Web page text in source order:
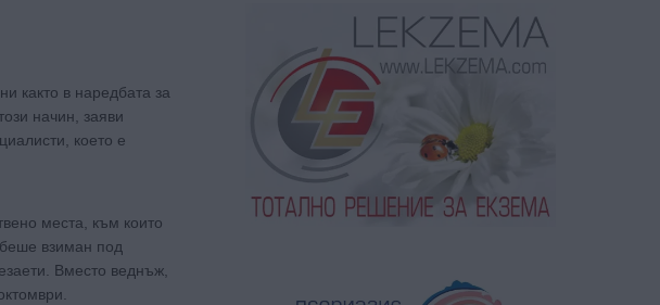
както в наредбата за
начин, заяви
което е
места, към които
взиман под
Вместо веднъж,